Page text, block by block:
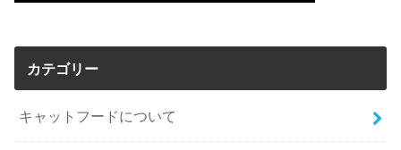
カテゴリー
キャットフードについて